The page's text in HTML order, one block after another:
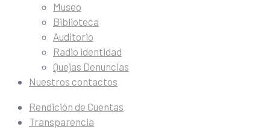
Museo
Biblioteca
Auditorio
Radio identidad
Quejas Denuncias
Nuestros contactos
Rendición de Cuentas
Transparencia